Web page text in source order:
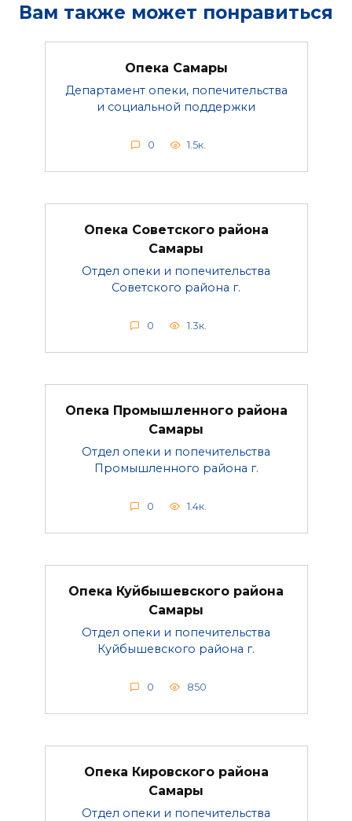
Вам также может понравиться
Опека Самары
Департамент опеки, попечительства
и социальной поддержки
0 1.5к.
Опека Советского района
Самары
Отдел опеки и попечительства
Советского района г.
0 1.3к.
Опека Промышленного района
Самары
Отдел опеки и попечительства
Промышленного района г.
0 1.4к.
Опека Куйбышевского района
Самары
Отдел опеки и попечительства
Куйбышевского района г.
0 850
Опека Кировского района
Самары
Отдел опеки и попечительства